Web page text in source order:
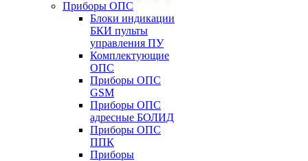
Приборы ОПС
Блоки индикации
БКИ пульты
управления ПУ
Комплектующие
ОПС
Приборы ОПС
GSM
Приборы ОПС
адресные БОЛИД
Приборы ОПС
ППК
Приборы